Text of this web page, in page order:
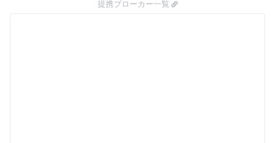
提携ブローカー一覧